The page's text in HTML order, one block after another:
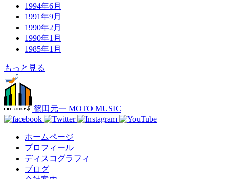
1994年6月
1991年9月
1990年2月
1990年1月
1985年1月
もっと見る
篠田元一 MOTO MUSIC
ホームページ
プロフィール
ディスコグラフィ
ブログ